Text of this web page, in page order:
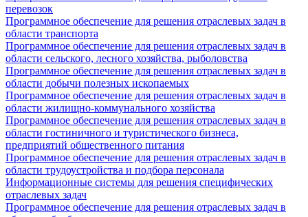
перевозок
Программное обеспечение для решения отраслевых задач в
области транспорта
Программное обеспечение для решения отраслевых задач в
области сельского, лесного хозяйства, рыболовства
Программное обеспечение для решения отраслевых задач в
области добычи полезных ископаемых
Программное обеспечение для решения отраслевых задач в
области жилищно-коммунального хозяйства
Программное обеспечение для решения отраслевых задач в
области гостиничного и туристического бизнеса,
предприятий общественного питания
Программное обеспечение для решения отраслевых задач в
области трудоустройства и подбора персонала
Информационные системы для решения специфических
отраслевых задач
Программное обеспечение для решения отраслевых задач в